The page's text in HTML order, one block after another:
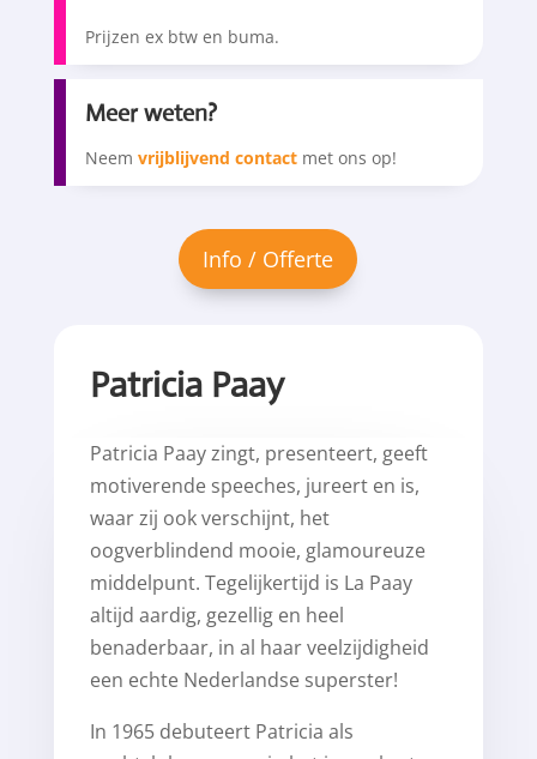
Prijzen ex btw en buma.
Meer weten?
Neem vrijblijvend contactmet ons op!
Patricia Paay
Patricia Paay zingt, presenteert, geeft
motiverende speeches, jureert en is,
waar zij ook verschijnt, het
oogverblindend mooie, glamoureuze
middelpunt. Tegelijkertijd is La Paay
altijd aardig, gezellig en heel
benaderbaar, in al haar veelzijdigheid
een echte Nederlandse superster!
In 1965 debuteert Patricia als